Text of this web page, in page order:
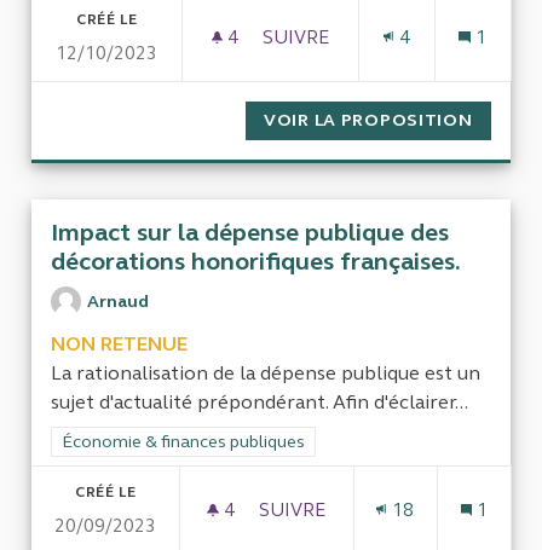
CRÉÉ LE
12/10/2023
4 4 ABONNÉS
SUIVRE
4 1
VOIR LA PROPOSITION
Impact sur la dépense publique des
décorations honorifiques françaises.
Arnaud
NON RETENUE
La rationalisation de la dépense publique est un
sujet d'actualité prépondérant. Afin d'éclairer...
Filtrer les résultats de la catégorie : Économie & finances
Économie & finances publiques
CRÉÉ LE
20/09/2023
4 4 ABONNÉS
SUIVRE
18 1